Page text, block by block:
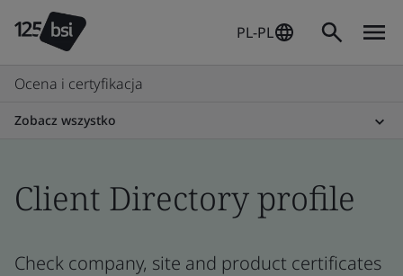
PL-PL
Ocena i certyfikacja
Zobacz wszystko
Client Directory profile
Check company, site and product certificates